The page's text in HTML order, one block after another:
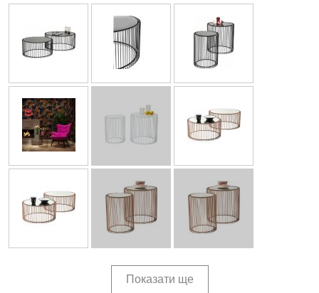
Показати ще